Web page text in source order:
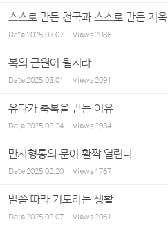
스스로 만든 천국과 스스로 만든 지옥
Date2025.03.07 Views2086
복의 근원이 될지라
Date2025.03.01 Views2091
유다가 축복을 받는 이유
Date2025.02.24 Views2934
만사형통의 문이 활짝 열린다
Date2025.02.20 Views 1767
말씀 따라 기도하는 생활
Date2025.02.07 Views2061